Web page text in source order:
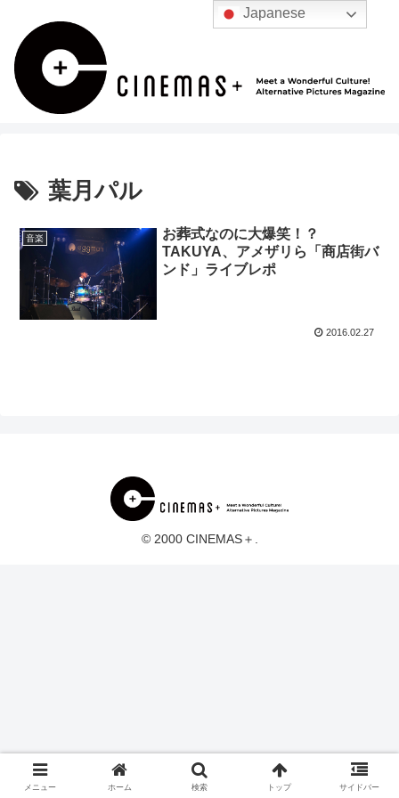
葉月パル
音楽
お葬式なのに大爆笑！？
TAKUYA、アメザリら「商店街バ
ンド」ライブレポ
2016.02.27
© 2000 CINEMAS＋.
メニュー ホーム 検索 トップ サイドバー
Japanese